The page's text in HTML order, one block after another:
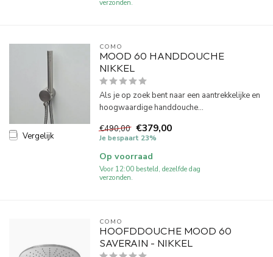
verzonden.
Vergelijk
COMO
MOOD 60 HANDDOUCHE
NIKKEL
Als je op zoek bent naar een aantrekkelijke en
hoogwaardige handdouche...
€490,00 €379,00
Je bespaart 23%
Op voorraad
Voor 12:00 besteld, dezelfde dag
verzonden.
COMO
HOOFDDOUCHE MOOD 60
SAVERAIN - NIKKEL